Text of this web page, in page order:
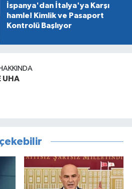
İspanya'dan İtalya'ya Karşı
hamle! Kimlik ve Pasaport
Kontrolü Başlıyor
UHA